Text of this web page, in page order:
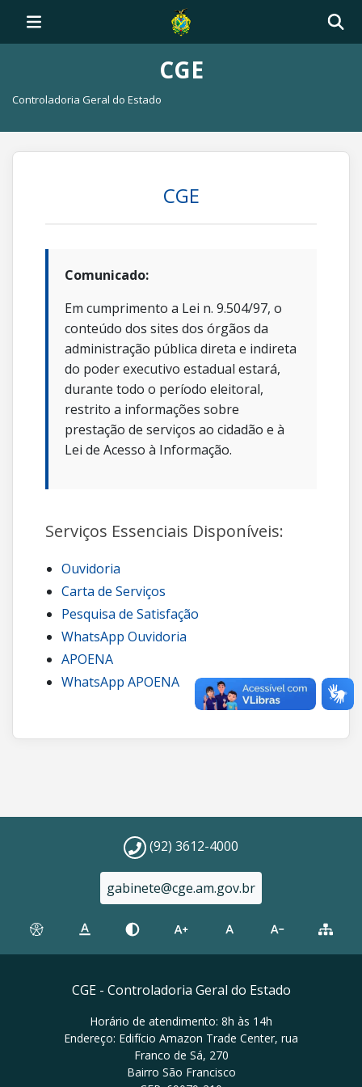
CGE
Controladoria Geral do Estado
CGE
Comunicado:
Em cumprimento a Lei n. 9.504/97, o
conteúdo dos sites dos órgãos da
administração pública direta e indireta
do poder executivo estadual estará,
durante todo o período eleitoral,
restrito a informações sobre
prestação de serviços ao cidadão e à
Lei de Acesso à Informação.
Serviços Essenciais Disponíveis:
Ouvidoria
Carta de Serviços
Pesquisa de Satisfação
WhatsApp Ouvidoria
APOENA
WhatsApp APOENA
(92) 3612-4000
gabinete@cge.am.gov.br
CGE - Controladoria Geral do Estado
Horário de atendimento: 8h às 14h
Endereço: Edifício Amazon Trade Center, rua
Franco de Sá, 270
Bairro São Francisco